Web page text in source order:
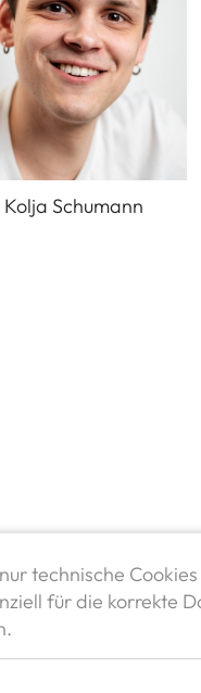
Kolja Schumann
technische
für die korrekte